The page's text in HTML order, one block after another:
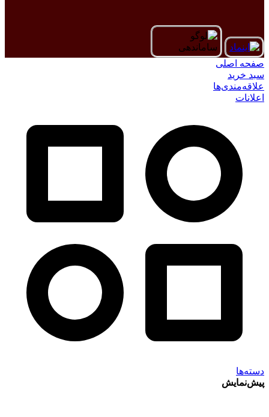
صفحه اصلی
سبد خرید
علاقه‌مندی‌ها
اعلانات
دسته‌ها
پیش‌نمایش